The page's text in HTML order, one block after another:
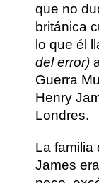
que no
británica
lo que él
del error)
Guerra
Henry
Londres.
La familia
James